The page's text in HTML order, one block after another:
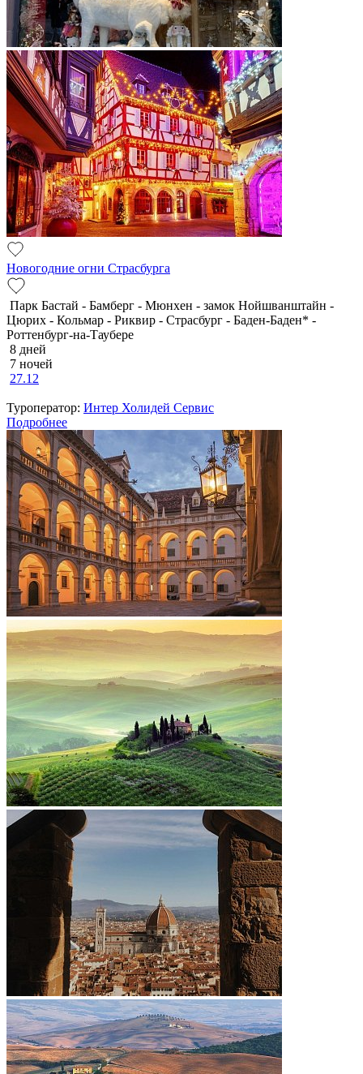
Новогодние огни Страсбурга
Парк Бастай - Бамберг - Мюнхен - замок Нойшванштайн -
Цюрих - Кольмар - Риквир - Страсбург - Баден-Баден* -
Роттенбург-на-Таубере
8 дней
7 ночей
27.12
Туроператор: Интер Холидей Сервис
Подробнее